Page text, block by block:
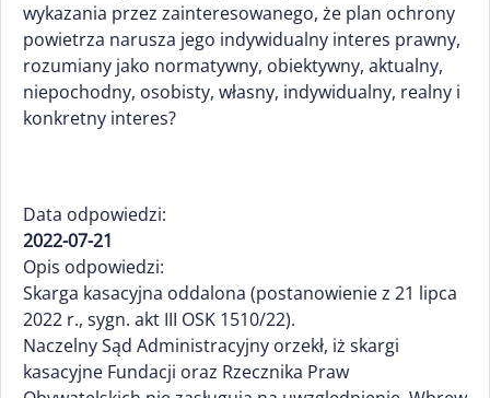
wykazania przez zainteresowanego, że plan ochrony
powietrza narusza jego indywidualny interes prawny,
rozumiany jako normatywny, obiektywny, aktualny,
niepochodny, osobisty, własny, indywidualny, realny i
konkretny interes?
Data odpowiedzi:
2022-07-21
Opis odpowiedzi:
Skarga kasacyjna oddalona (postanowienie z 21 lipca
2022 r., sygn. akt III OSK 1510/22).
Naczelny Sąd Administracyjny orzekł, iż skargi
kasacyjne Fundacji oraz Rzecznika Praw